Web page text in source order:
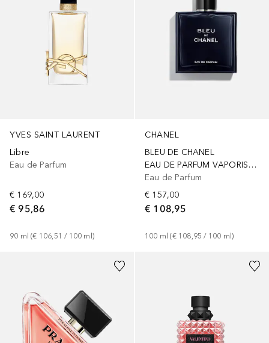
YVES SAINT LAURENT
Libre
Eau de Parfum
€ 169,00
€ 95,86
90 ml (€ 106,51 / 100 ml )
CHANEL
BLEU DE CHANEL
EAU DE PARFUM VAPORISATEUR
Eau de Parfum
€ 157,00
€ 108,95
100 ml (€ 108,95 / 100 ml)